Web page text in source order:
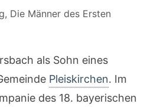
, Die Männer des Ersten
als Sohn eines
Pleiskirchen. Im
des 18. bayerischen